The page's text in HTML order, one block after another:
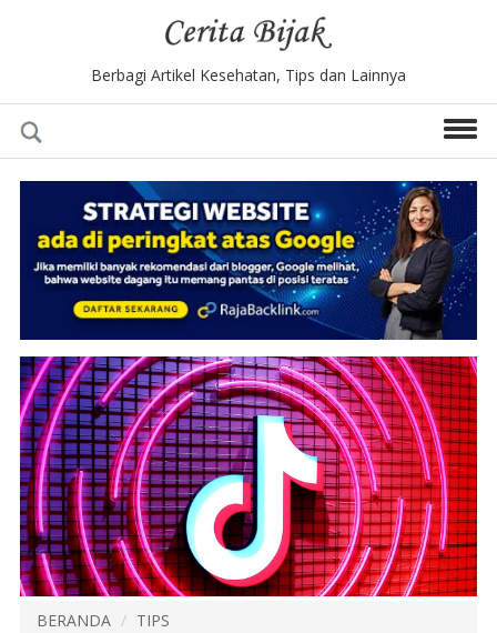
Berbagi Artikel Kesehatan, Tips dan Lainnya
BERANDA TIPS